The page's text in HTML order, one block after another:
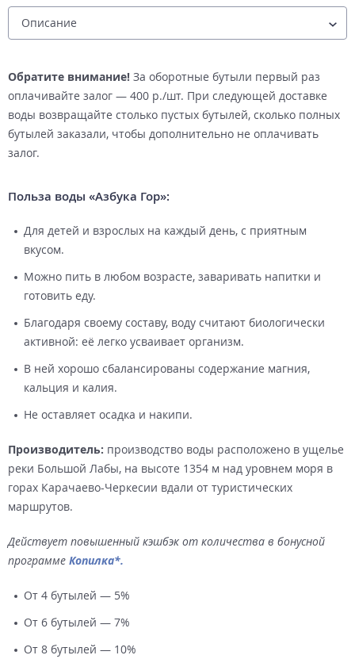
Обратите внимание! За оборотные бутыли первый раз
оплачивайте залог — 400 р./шт. При следующей доставке
воды возвращайте столько пустых бутылей, сколько полных
бутылей заказали, чтобы дополнительно не оплачивать
залог.
Польза воды «Азбука Гор»:
Для детей и взрослых на каждый день, с приятным
вкусом.
Можно пить в любом возрасте, заваривать напитки и
готовить еду.
Благодаря своему составу, воду считают биологически
активной: её легко усваивает организм.
В ней хорошо сбалансированы содержание магния,
кальция и калия.
Не оставляет осадка и накипи.
Производитель: производство воды расположено в ущелье
реки Большой Лабы, на высоте 1354 м над уровнем моря в
горах Карачаево-Черкесии вдали от туристических
маршрутов.
Действует повышенный кэшбэк от количества в бонусной
программе Копилка*.
От 4 бутылей — 5%
От 6 бутылей — 7%
От 8 бутылей — 10%